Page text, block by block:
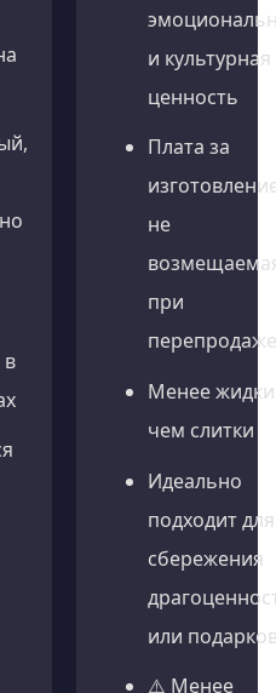
и культурная
ценность
Плата за
не
при
перепродаже
Менее
чем слитки
Идеально
подходит для
сбережения
или
⚠️ Менее